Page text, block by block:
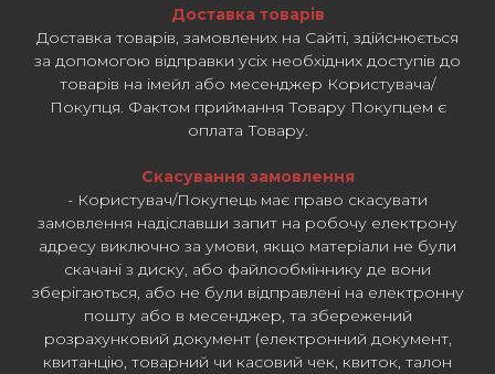
Доставка товарів
Доставка товарів, замовлених на Сайті, здійснюється
за допомогою відправки усіх необхідних доступів до
товарів на імейл або месенджер Користувача/
Покупця. Фактом приймання Товару Покупцем є
оплата Товару.
Скасування замовлення
- Користувач/Покупець має право скасувати
замовлення надіславши запит на робочу електрону
адресу виключно за умови, якщо матеріали не були
скачані з диску, або файлообміннику де вони
зберігаються, або не були відправлені на електронну
пошту або в месенджер, та збережений
розрахунковий документ (електронний документ,
квитанцію, товарний чи касовий чек, квиток, талон